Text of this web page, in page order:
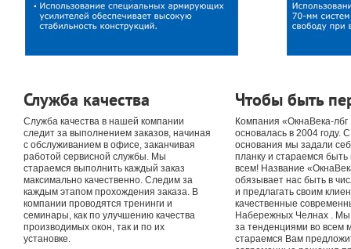
Служба качества
Служба качества в нашей компании
следит за выполнением заказов, начиная
с обслуживанием в офисе, заканчивая
работой сервисной службы. Мы
стараемся выполнить каждый заказ
максимально качественно. Следим за
каждым этапом прохождения заказа. В
компании проводятся тренинги и
семинары, как по улучшению качества
производимых окон, так и по их
установке.
Чтобы быть
Компания «ОкнаВека-
основалась в 2004 году.
основания мы задали
планку и стараемся быть
всем! Название
обязывает нас быть в
и предлагать своим
качественные
Набережных Челнах . Мы
за тенденциями во всем
стараемся Вам